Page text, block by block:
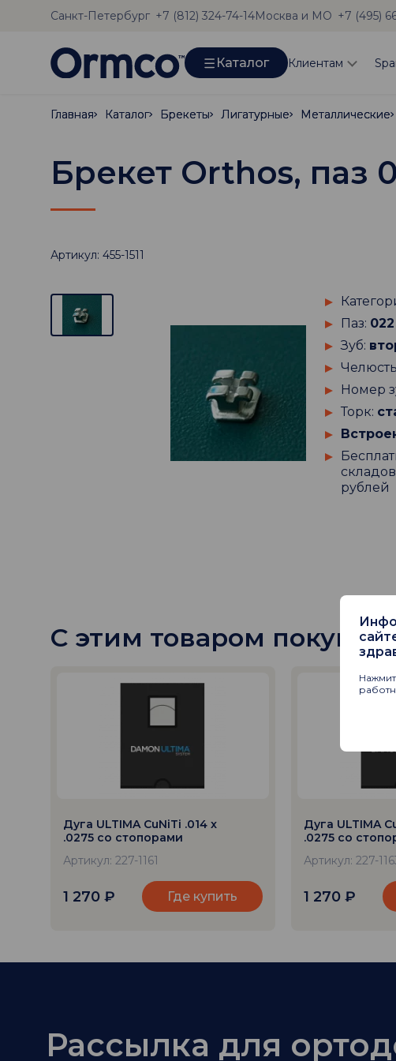
Санкт-Петербург +7 (812) 324-74-14Москва и МО +7 (495)
Каталог Клиентам
Главная
Главная Каталог
Каталог Брекеты
Брекеты Лигатурные
Лигатурные Металлические
Металлические
Брекет Orthos, паз
Артикул: 455-1511
Паз: 022
Зуб:
Номер
Торк:
рублей
С этим товаром
Дуга ULTIMA CuNiTi .014 x
.0275 со стопорами
Артикул: 227-1161
1 270 ₽ Где купить
Дуга ULTIMA
.0275 со
Артикул: 227-
1 270 ₽
Рассылка для